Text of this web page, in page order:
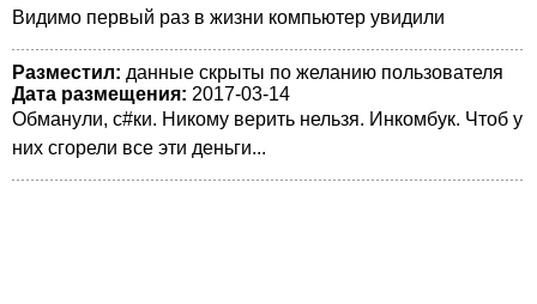
Видимо первый раз в жизни компьютер увидили
Разместил: данные скрыты по желанию пользователя
Дата размещения: 2017-03-14
Обманули, с#ки. Никому верить нельзя. Инкомбук. Чтоб у
них сгорели все эти деньги...